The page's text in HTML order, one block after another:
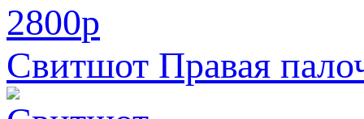
2800p
Свитшот Правая